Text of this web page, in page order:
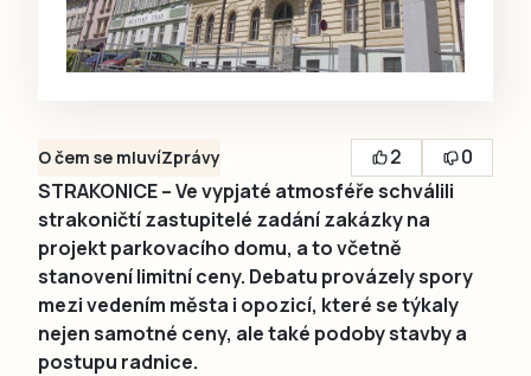
O čem se mluvíZprávy 2
0
STRAKONICE – Ve vypjaté atmosféře schválili
strakoničtí zastupitelé zadání zakázky na
projekt parkovacího domu, a to včetně
stanovení limitní ceny. Debatu provázely spory
mezi vedením města i opozicí, které se týkaly
nejen samotné ceny, ale také podoby stavby a
postupu radnice.